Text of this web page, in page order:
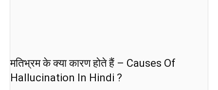
मतिभ्रम के क्या कारण होते हैं – Causes Of
Hallucination In Hindi ?